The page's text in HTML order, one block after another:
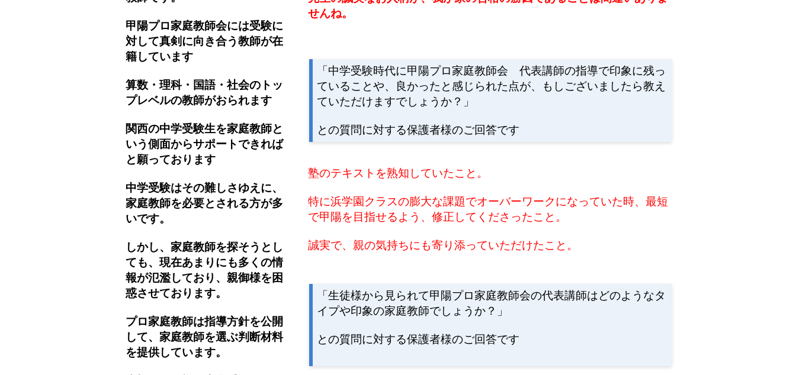
甲陽プロ家庭教師会には受験に
対して真剣に向き合う教師が在
籍しています
算数・理科・国語・社会のトッ
プレベルの教師がおられます
関西の中学受験生を家庭教師と
いう側面からサポートできれば
と願っております
中学受験はその難しさゆえに、
家庭教師を必要とされる方が多
いです。
しかし、家庭教師を探そうとし
ても、現在あまりにも多くの情
報が氾濫しており、親御様を困
惑させております。
プロ家庭教師は指導方針を公開
して、家庭教師を選ぶ判断材料
を提供しています。
せんね。
「中学受験時代に甲陽プロ家庭教師会 代表講師の指導で印象に残っ
ていることや、良かったと感じられた点が、もしございましたら教え
ていただけますでしょうか？」
との質問に対する保護者様のご回答です
塾のテキストを熟知していたこと。
特に浜学園クラスの膨大な課題でオーバーワークになっていた時、最短
で甲陽を目指せるよう、修正してくださったこと。
誠実で、親の気持ちにも寄り添っていただけたこと。
「生徒様から見られて甲陽プロ家庭教師会の代表講師はどのようなタ
イプや印象の家庭教師でしょうか？ 」
との質問に対する保護者様のご回答です